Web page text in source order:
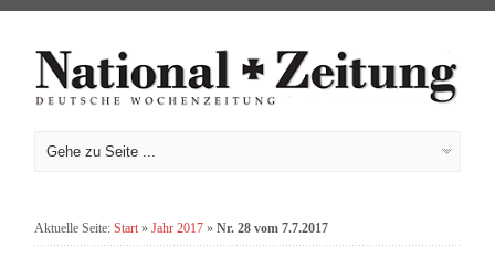
Aktuelle Seite:Start »Jahr 2017 »Nr. 28 vom 7.7.2017